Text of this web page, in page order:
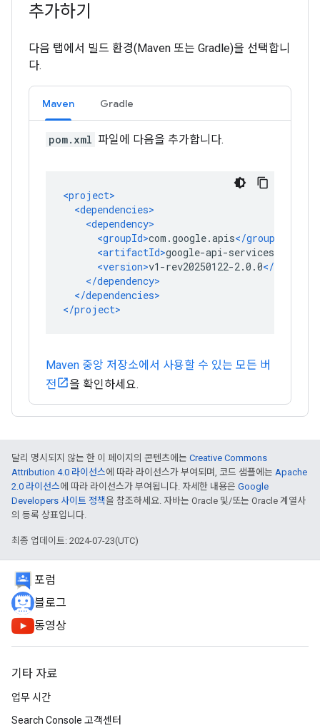
추가하기
다음 탭에서 빌드 환경(Maven 또는 Gradle)을 선택합니
다.
Maven Gradle
pom.xml 파일에 다음을 추가합니다.
Maven 중앙 저장소에서 사용할 수 있는 모든 버
전
을 확인하세요.
달리 명시되지 않는 한 이 페이지의 콘텐츠에는 Creative Commons
Attribution 4.0 라이선스에 따라 라이선스가 부여되며, 코드 샘플에는 Apache
2.0 라이선스에 따라 라이선스가 부여됩니다. 자세한 내용은 Google
Developers 사이트 정책을 참조하세요. 자바는 Oracle 및/또는 Oracle 계열사
의 등록 상표입니다.
최종 업데이트: 2024-07-23(UTC)
포럼
블로그
동영상
기타 자료
업무 시간
Search Console 고객센터